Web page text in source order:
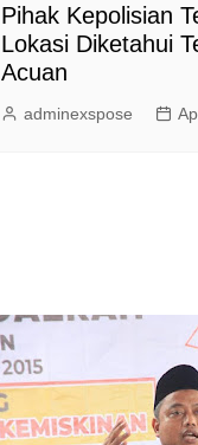
Pihak Kepolisian
Lokasi Diketahui
Acuan
adminexspose